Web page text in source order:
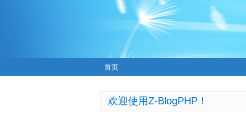
首页
欢迎使用Z-BlogPHP！